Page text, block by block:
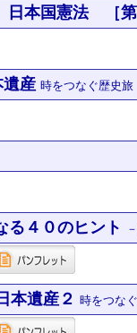
本国憲法 ［第
遺産 時をつなぐ歴史旅
る４０のヒント
本遺産２ 時をつな